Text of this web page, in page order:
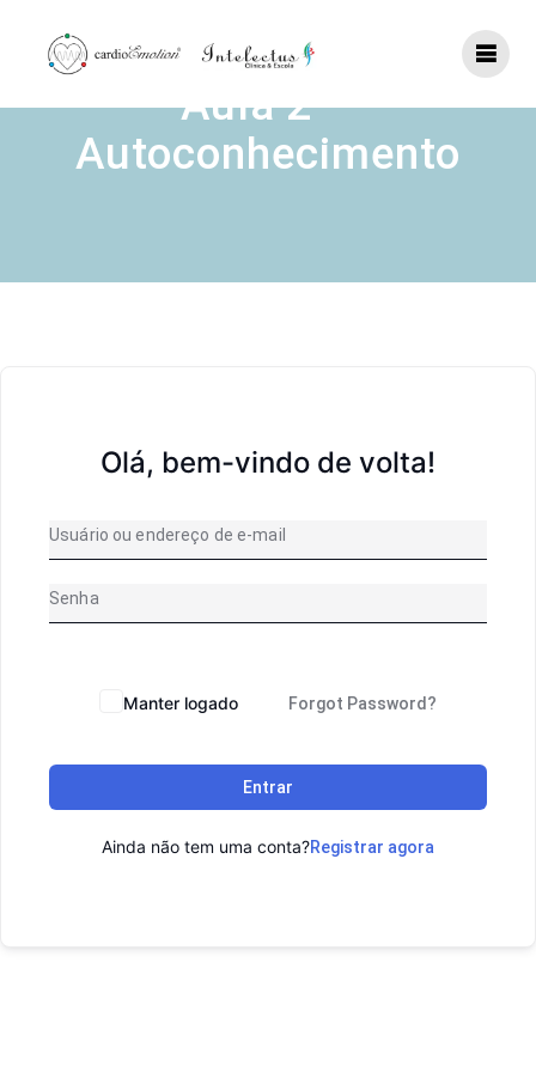
content
Aula 2 –
Autoconhecimento
Olá, bem-vindo de volta!
Manter logado Forgot Password?
Entrar
Ainda não tem uma conta?Registrar agora